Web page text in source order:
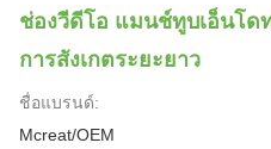
ช่องวีดีโอ แมนช์ทูบเอ็นโด
การสังเกตระยะยาว
ชื่อแบรนด์:
Mcreat/OEM